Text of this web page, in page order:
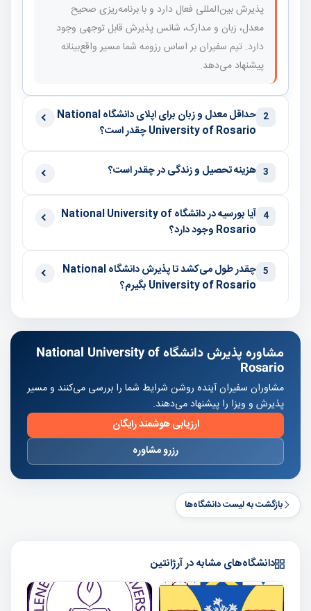
پذیرش بین‌المللی فعال دارد و با برنامه‌ریزی صحیح
معدل، زبان و مدارک، شانس پذیرش قابل توجهی وجود
دارد. تیم سفیران بر اساس رزومه شما مسیر واقع‌بینانه
پیشنهاد می‌دهد.
2
حداقل معدل و زبان برای اپلای دانشگاه National
University of Rosario چقدر است؟
3 هزینه تحصیل و زندگی در چقدر است؟
4
آیا بورسیه در دانشگاه National University of
Rosario وجود دارد؟
5
چقدر طول می‌کشد تا پذیرش دانشگاه National
University of Rosario بگیرم؟
مشاوره پذیرش دانشگاه National University of
Rosario
مشاوران سفیران آینده روشن شرایط شما را بررسی می‌کنند و مسیر
پذیرش و ویزا را پیشنهاد می‌دهند.
ارزیابی هوشمند رایگان
رزرو مشاوره
بازگشت به لیست دانشگاه‌ها
دانشگاه‌های مشابه در آرژانتین